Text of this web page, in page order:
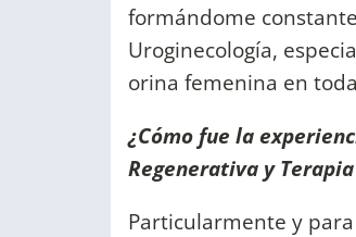
formándome
Uroginecología,
orina femenina en
¿Cómo fue la
Regenerativa y
Particularmente y